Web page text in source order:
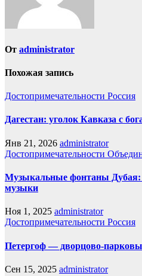
От administrator
Похожая запись
Достопримечательности Россия
Дагестан: уголок Кавказа с
Янв 21, 2026 administrator
Достопримечательности
Музыкальные фонтаны Дубая:
музыки
Ноя 1, 2025 administrator
Достопримечательности Россия
Петергоф — дворцово-
Сен 15, 2025 administrator